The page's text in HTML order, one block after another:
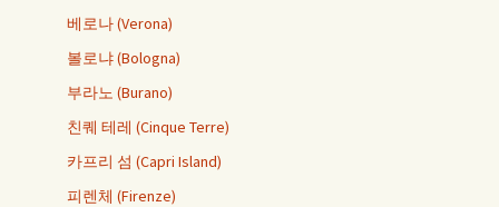
베로나 (Verona)
볼로냐 (Bologna)
부라노 (Burano)
친퀘 테레 (Cinque Terre)
카프리 섬 (Capri Island)
피렌체 (Firenze)